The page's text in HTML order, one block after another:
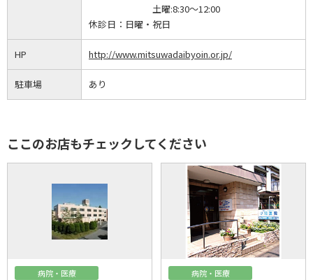
土曜:8:30～12:00
休診日： 日曜・祝日
HP http://www.mitsuwadaibyoin.or.jp/
駐車場 あり
ここのお店もチェックしてください
病院・医療 病院・医療